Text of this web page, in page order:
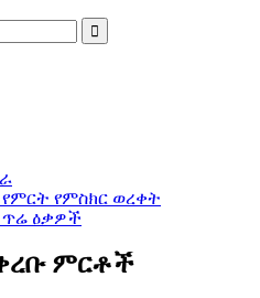
የምስክር ወረቀት
ዕቃዎች
ምርቶች